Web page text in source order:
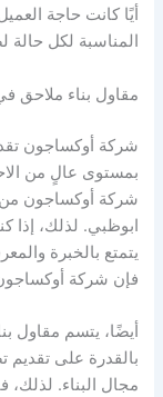
أيًا كانت حاجة
المناسبة لكل
مقاول بناء ملاحق
شركة أوكساجون
بمستوى عالٍ من
شركة أوكساجون
ابوظبي. لذلك، إذا
يتمتع بالخبرة
فإن شركة
أيضًا، يتسم مقاول
بالقدرة على تقديم
مجال البناء.